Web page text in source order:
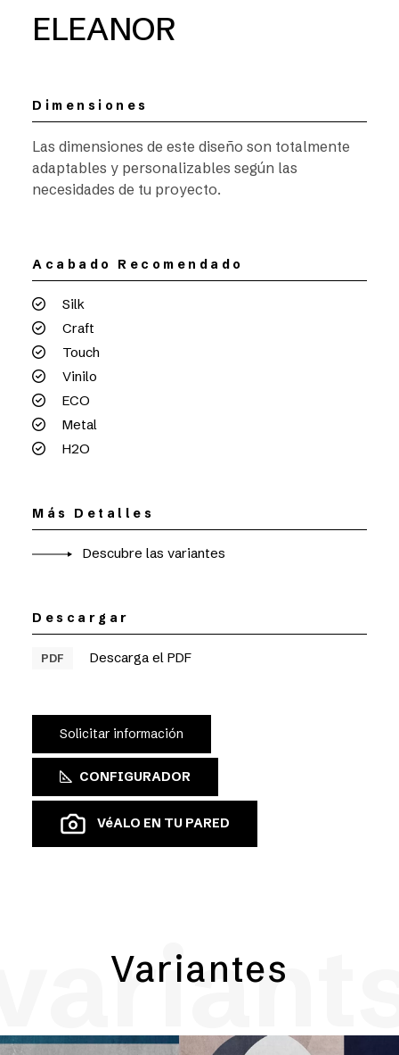
ELEANOR
Dimensiones
Las dimensiones de este diseño son totalmente
adaptables y personalizables según las
necesidades de tu proyecto.
Acabado Recomendado
Silk
Craft
Touch
Vinilo
ECO
Metal
H2O
Más Detalles
Descubre las variantes
Descargar
PDF Descarga el PDF
Solicitar información
CONFIGURADOR
VéALO EN TU PARED
Variantes